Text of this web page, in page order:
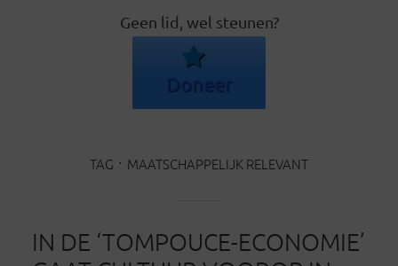
Geen lid, wel steunen?
Doneer
TAG MAATSCHAPPELIJK RELEVANT
IN DE ‘TOMPOUCE-ECONOMIE’